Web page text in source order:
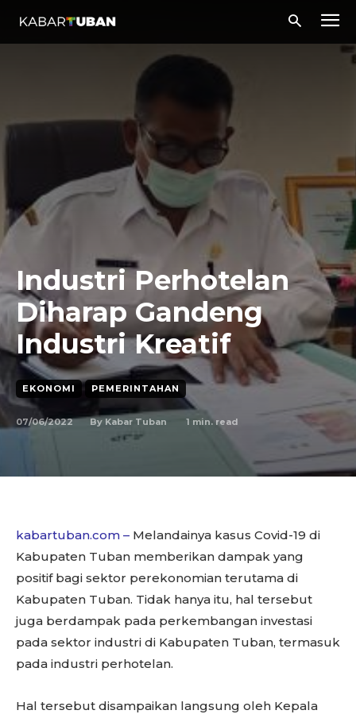
Industri Perhotelan
Diharap Gandeng
Industri Kreatif
EKONOMI PEMERINTAHAN
07/06/2022 By Kabar Tuban 1 min. read
kabartuban.com – Melandainya kasus Covid-19 di
Kabupaten Tuban memberikan dampak yang
positif bagi sektor perekonomian terutama di
Kabupaten Tuban. Tidak hanya itu, hal tersebut
juga berdampak pada perkembangan investasi
pada sektor industri di Kabupaten Tuban, termasuk
pada industri perhotelan.
Hal tersebut disampaikan langsung oleh Kepala